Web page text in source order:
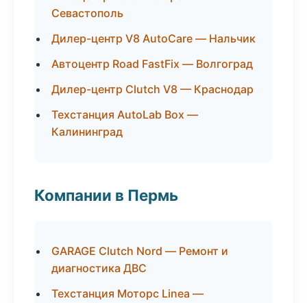
Севастополь
Дилер-центр V8 AutoCare — Нальчик
Автоцентр Road FastFix — Волгоград
Дилер-центр Clutch V8 — Краснодар
Техстанция AutoLab Box —
Калининград
Компании в Пермь
GARAGE Clutch Nord — Ремонт и
диагностика ДВС
Техстанция Моторс Linea —